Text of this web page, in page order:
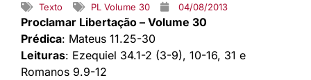
Texto PL Volume 30 04/08/2013
Proclamar Libertação – Volume 30
Prédica: Mateus 11.25-30
Leituras: Ezequiel 34.1-2 (3-9), 10-16, 31 e
Romanos 9.9-12